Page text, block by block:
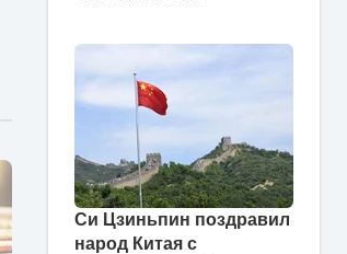
Си Цзиньпин поздравил
народ Китая с